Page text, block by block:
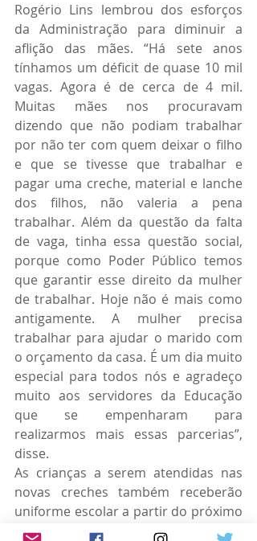
Rogério Lins lembrou dos esforços
da Administração para diminuir a
aflição das mães. “Há sete anos
tínhamos um déficit de quase 10 mil
vagas. Agora é de cerca de 4 mil.
Muitas mães nos procuravam
dizendo que não podiam trabalhar
por não ter com quem deixar o filho
e que se tivesse que trabalhar e
pagar uma creche, material e lanche
dos filhos, não valeria a pena
trabalhar. Além da questão da falta
de vaga, tinha essa questão social,
porque como Poder Público temos
que garantir esse direito da mulher
de trabalhar. Hoje não é mais como
antigamente. A mulher precisa
trabalhar para ajudar o marido com
o orçamento da casa. É um dia muito
especial para todos nós e agradeço
muito aos servidores da Educação
que se empenharam para
realizarmos mais essas parcerias”,
disse.
As crianças a serem atendidas nas
novas creches também receberão
uniforme escolar a partir do próximo
ano, segundo o prefeito.